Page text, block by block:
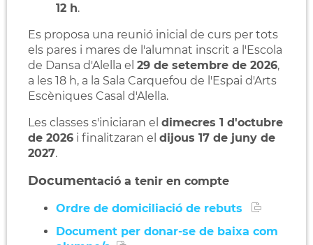
12 h.
Es proposa una reunió inicial de curs per tots
els pares i mares de l'alumnat inscrit a l'Escola
de Dansa d'Alella el 29 de setembre de 2026,
a les 18 h, a la Sala Carquefou de l'Espai d'Arts
Escèniques Casal d'Alella.
Les classes s'iniciaran el dimecres 1 d'octubre
de 2026 i finalitzaran el dijous 17 de juny de
2027.
Documentació a tenir en compte
Ordre de domiciliació de rebuts
Document per donar-se de baixa com